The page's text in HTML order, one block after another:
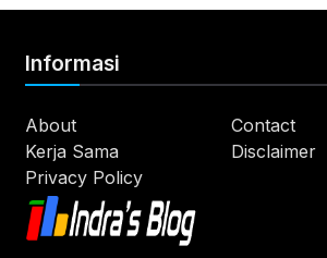
Informasi
About
Contact
Kerja Sama
Disclaimer
Privacy Policy